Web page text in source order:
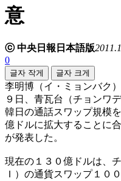
意
ⓒ 中央日報日本語版
0
글자 작게 글자 크게
李明博（イ・ミョンバク
９日、青瓦台（チョンワ
韓日の通話スワップ規模
億ドルに拡大することに
が発表した。
現在の１３０億ドルは、
Ｉ）の通貨スワップ１０